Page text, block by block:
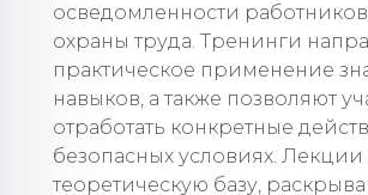
осведомленности работников
охраны труда. Тренинги
практическое применение
навыков, а также позволяют
отработать конкретные
безопасных условиях. Лекции
теоретическую базу,